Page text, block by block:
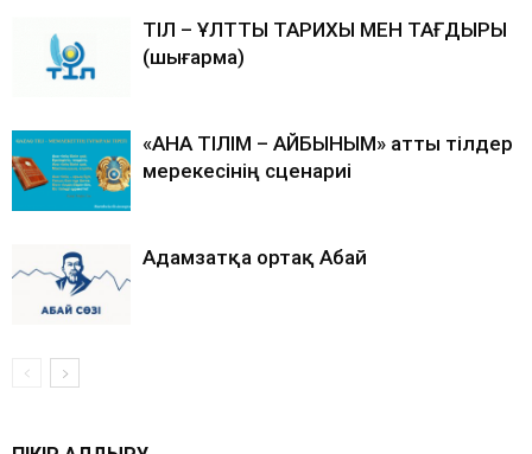
ТІЛ – ҰЛТТЫҢ ТАРИХЫ МЕН ТАҒДЫРЫ
(шығарма)
«АНА ТІЛІМ – АЙБЫНЫМ» атты тілдер
мерекесінің сценариі
Адамзатқа ортақ Абай